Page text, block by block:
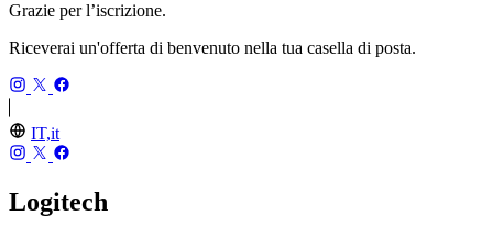
Grazie per l’iscrizione.
Riceverai un'offerta di benvenuto nella tua casella di posta.
IT,it
Logitech